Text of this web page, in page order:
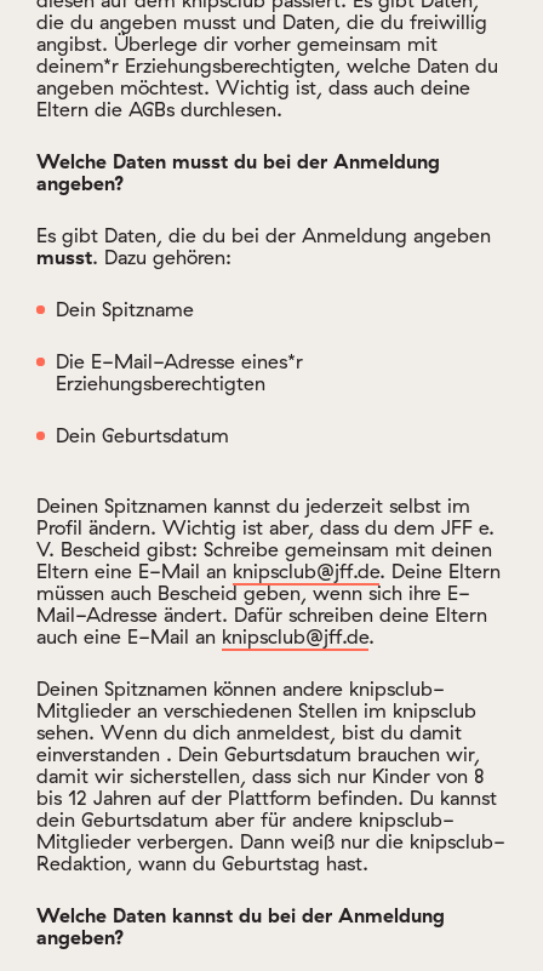
Eltern die AGBs durchlesen.
Welche Daten musst du bei der Anmeldung
angeben?
Es gibt Daten, die du bei der Anmeldung angeben
musst. Dazu gehören:
Dein Spitzname
Die E-Mail-Adresse eines*r
Erziehungsberechtigten
Dein Geburtsdatum
Deinen Spitznamen kannst du jederzeit selbst im
Profil ändern. Wichtig ist aber, dass du dem JFF e.
V. Bescheid gibst: Schreibe gemeinsam mit deinen
Eltern eine E-Mail an knipsclub@jff.de. Deine Eltern
müssen auch Bescheid geben, wenn sich ihre E-
Mail-Adresse ändert. Dafür schreiben deine Eltern
auch eine E-Mail an knipsclub@jff.de.
Deinen Spitznamen können andere knipsclub-
Mitglieder an verschiedenen Stellen im knipsclub
sehen. Wenn du dich anmeldest, bist du damit
einverstanden . Dein Geburtsdatum brauchen wir,
damit wir sicherstellen, dass sich nur Kinder von 8
bis 12 Jahren auf der Plattform befinden. Du kannst
dein Geburtsdatum aber für andere knipsclub-
Mitglieder verbergen. Dann weiß nur die knipsclub-
Redaktion, wann du Geburtstag hast.
Welche Daten kannst du bei der Anmeldung
angeben?